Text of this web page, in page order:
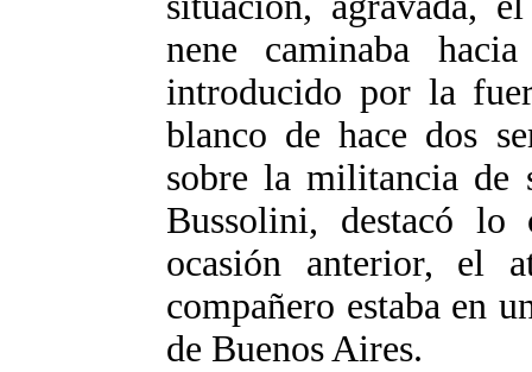
nene caminaba
introducido por la
blanco de hace dos
sobre la militancia de
Bussolini, destacó
ocasión anterior, el
compañero estaba en
de Buenos Aires.